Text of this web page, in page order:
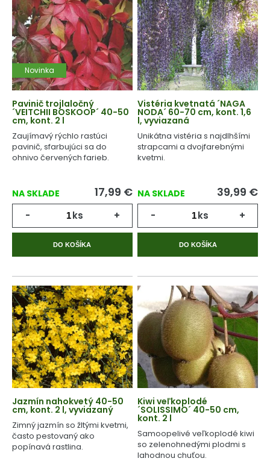
Novinka
Pavinič trojlaločný
´VEITCHII BOSKOOP´ 40-50
cm, kont. 2 l
Zaujímavý rýchlo rastúci
pavinič, sfarbujúci sa do
ohnivo červených farieb.
NA SKLADE 17,99 €
- ks +
DO KOŠÍKA
Vistéria kvetnatá ´NAGA
NODA´ 60-70 cm, kont. 1,6
l, vyviazaná
Unikátna vistéria s najdlhšími
strapcami a dvojfarebnými
kvetmi.
NA SKLADE 39,99 €
- ks +
DO KOŠÍKA
Jazmín nahokvetý 40-50
cm, kont. 2 l, vyviazaný
Zimný jazmín so žltými kvetmi,
často pestovaný ako
popínavá rastlina.
Kiwi veľkoplodé
´SOLISSIMO´ 40-50 cm,
kont. 2 l
Samoopelivé veľkoplodé kiwi
so zelenohnedými plodmi s
lahodnou chuťou.